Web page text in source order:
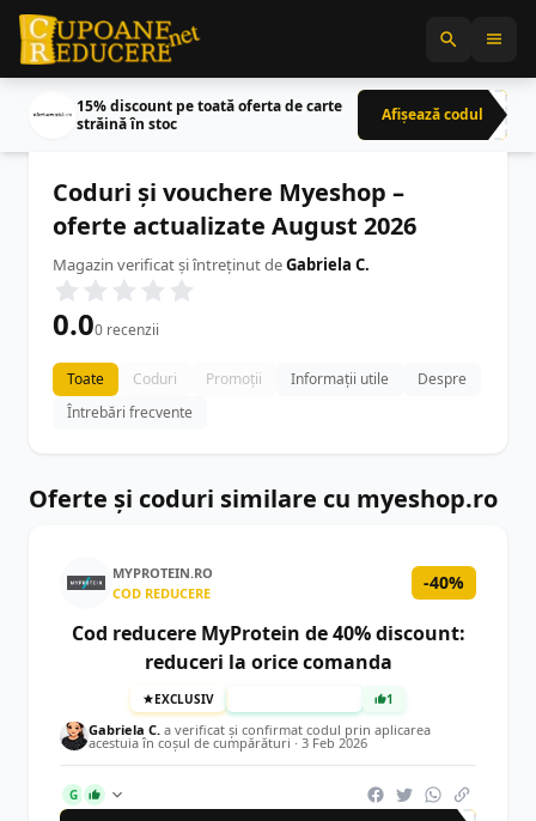
15% discount pe toată oferta de carte
străină în stoc
Afișează codulCRN
Coduri și vouchere Myeshop –
oferte actualizate August 2026
Magazin verificat și întreținut deGabriela C.
0.00 recenzii
Toate Coduri Promoții Informații utile
Despre
Întrebări frecvente
Oferte și coduri similare cu myeshop.ro
MYPROTEIN.RO
COD REDUCERE
-40%
Cod reducere MyProtein de 40% discount:
reduceri la orice comanda
EXCLUSIV 1
Gabriela C. a verificat și confirmat codul prin aplicarea
acestuia în coșul de cumpărături · 3 Feb 2026
G